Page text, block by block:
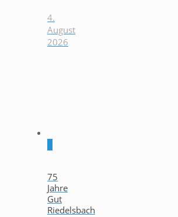
4.
August
2026
75
Jahre
Gut
Riedelsbach